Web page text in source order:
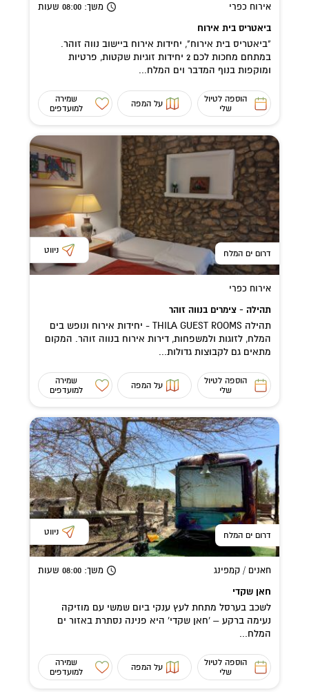
אירוח כפרי משך: 08:00 שעות
ביאטריס בית אירוח
"ביאטריס בית אירוח", יחידות אירוח ביישוב נווה זוהר.
במתחם מחכות לכם 2 יחידות זוגיות שקטות, פרטיות
ומוקפות בנוף המדבר וים המלח...
הוספה לטיול
שלי
על המפה
שמירה
למועדפים
דרום ים המלח ניווט
אירוח כפרי
תהילה - צימרים בנווה זוהר
תהילה THILA GUEST ROOMS - יחידות אירוח ונופש בים
המלח, לזוגות ולמשפחות, דירות אירוח בנווה זוהר. המקום
מתאים גם לקבוצות גדולות...
הוספה לטיול
שלי
על המפה
שמירה
למועדפים
דרום ים המלח ניווט
חאנים / קמפינג משך: 08:00 שעות
חאן שקדי
לשכב בערסל מתחת לעץ ענקי ביום שמשי עם מוזיקה
נעימה ברקע – 'חאן שקדי' היא פנינה נסתרת באזור ים
המלח...
הוספה לטיול
שלי
על המפה
שמירה
למועדפים